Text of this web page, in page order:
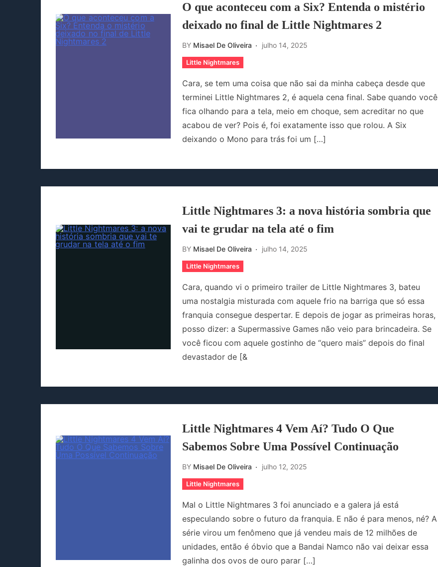
O que aconteceu com a Six? Entenda o mistério
deixado no final de Little Nightmares 2
BY Misael De Oliveira julho 14, 2025
Little Nightmares
Cara, se tem uma coisa que não sai da minha cabeça desde que
terminei Little Nightmares 2, é aquela cena final. Sabe quando você
fica olhando para a tela, meio em choque, sem acreditar no que
acabou de ver? Pois é, foi exatamente isso que rolou. A Six
deixando o Mono para trás foi um […]
Little Nightmares 3: a nova história sombria que
vai te grudar na tela até o fim
BY Misael De Oliveira julho 14, 2025
Little Nightmares
Cara, quando vi o primeiro trailer de Little Nightmares 3, bateu
uma nostalgia misturada com aquele frio na barriga que só essa
franquia consegue despertar. E depois de jogar as primeiras horas,
posso dizer: a Supermassive Games não veio para brincadeira. Se
você ficou com aquele gostinho de “quero mais” depois do final
devastador de [&
Little Nightmares 4 Vem Aí? Tudo O Que
Sabemos Sobre Uma Possível Continuação
BY Misael De Oliveira julho 12, 2025
Little Nightmares
Mal o Little Nightmares 3 foi anunciado e a galera já está
especulando sobre o futuro da franquia. E não é para menos, né? A
série virou um fenômeno que já vendeu mais de 12 milhões de
unidades, então é óbvio que a Bandai Namco não vai deixar essa
galinha dos ovos de ouro parar […]